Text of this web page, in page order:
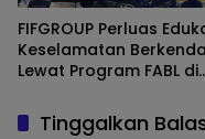
FIFGROUP Perluas
Keselamatan
Lewat Program FABL di
Tinggalkan